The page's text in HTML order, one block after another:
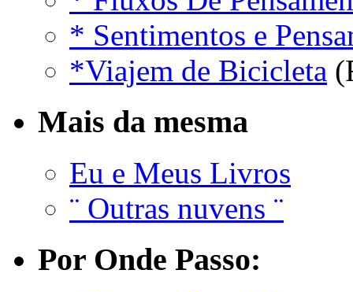
* Sentimentos e
*Viajem de Bicicleta
Mais da mesma
Eu e Meus Livros
¨ Outras nuvens ¨
Por Onde Passo: